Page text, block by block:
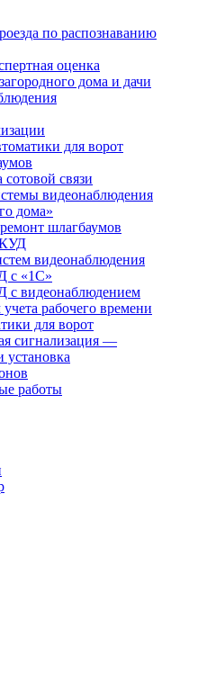
по распознаванию
оценка
дома и дачи
для ворот
связи
видеонаблюдения
дома»
шлагбаумов
видеонаблюдения
с «1С»
с видеонаблюдением
рабочего времени
для ворот
сигнализация —
установка
работы